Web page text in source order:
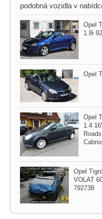
podobná vozidla v
Opel
1.8i
Opel
Opel
1.4
Cabrio
Opel
VOLAT
792738